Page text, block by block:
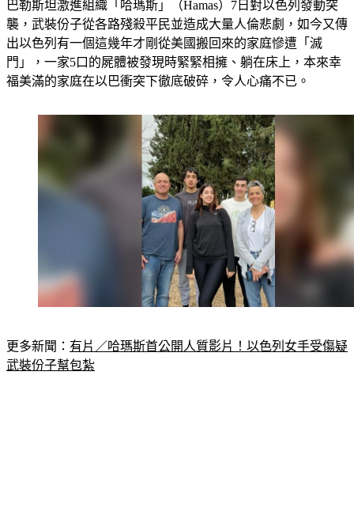
巴勒斯坦激進組織「哈瑪斯」（Hamas）7日對以色列發動突
襲，武裝份子從各路殘殺平民並造成大量人倫悲劇，如今又傳
出以色列有一個這幾年才剛從美國搬回來的家庭慘遭「滅
門」，一家5口的屍體被發現時緊緊相擁、躺在床上，本來幸
福美滿的家庭在以巴衝突下徹底破碎，令人心痛不已。
更多新聞： 有片／哈瑪斯首公開人質影片！以色列女手受傷疑
武裝份子幫包紮